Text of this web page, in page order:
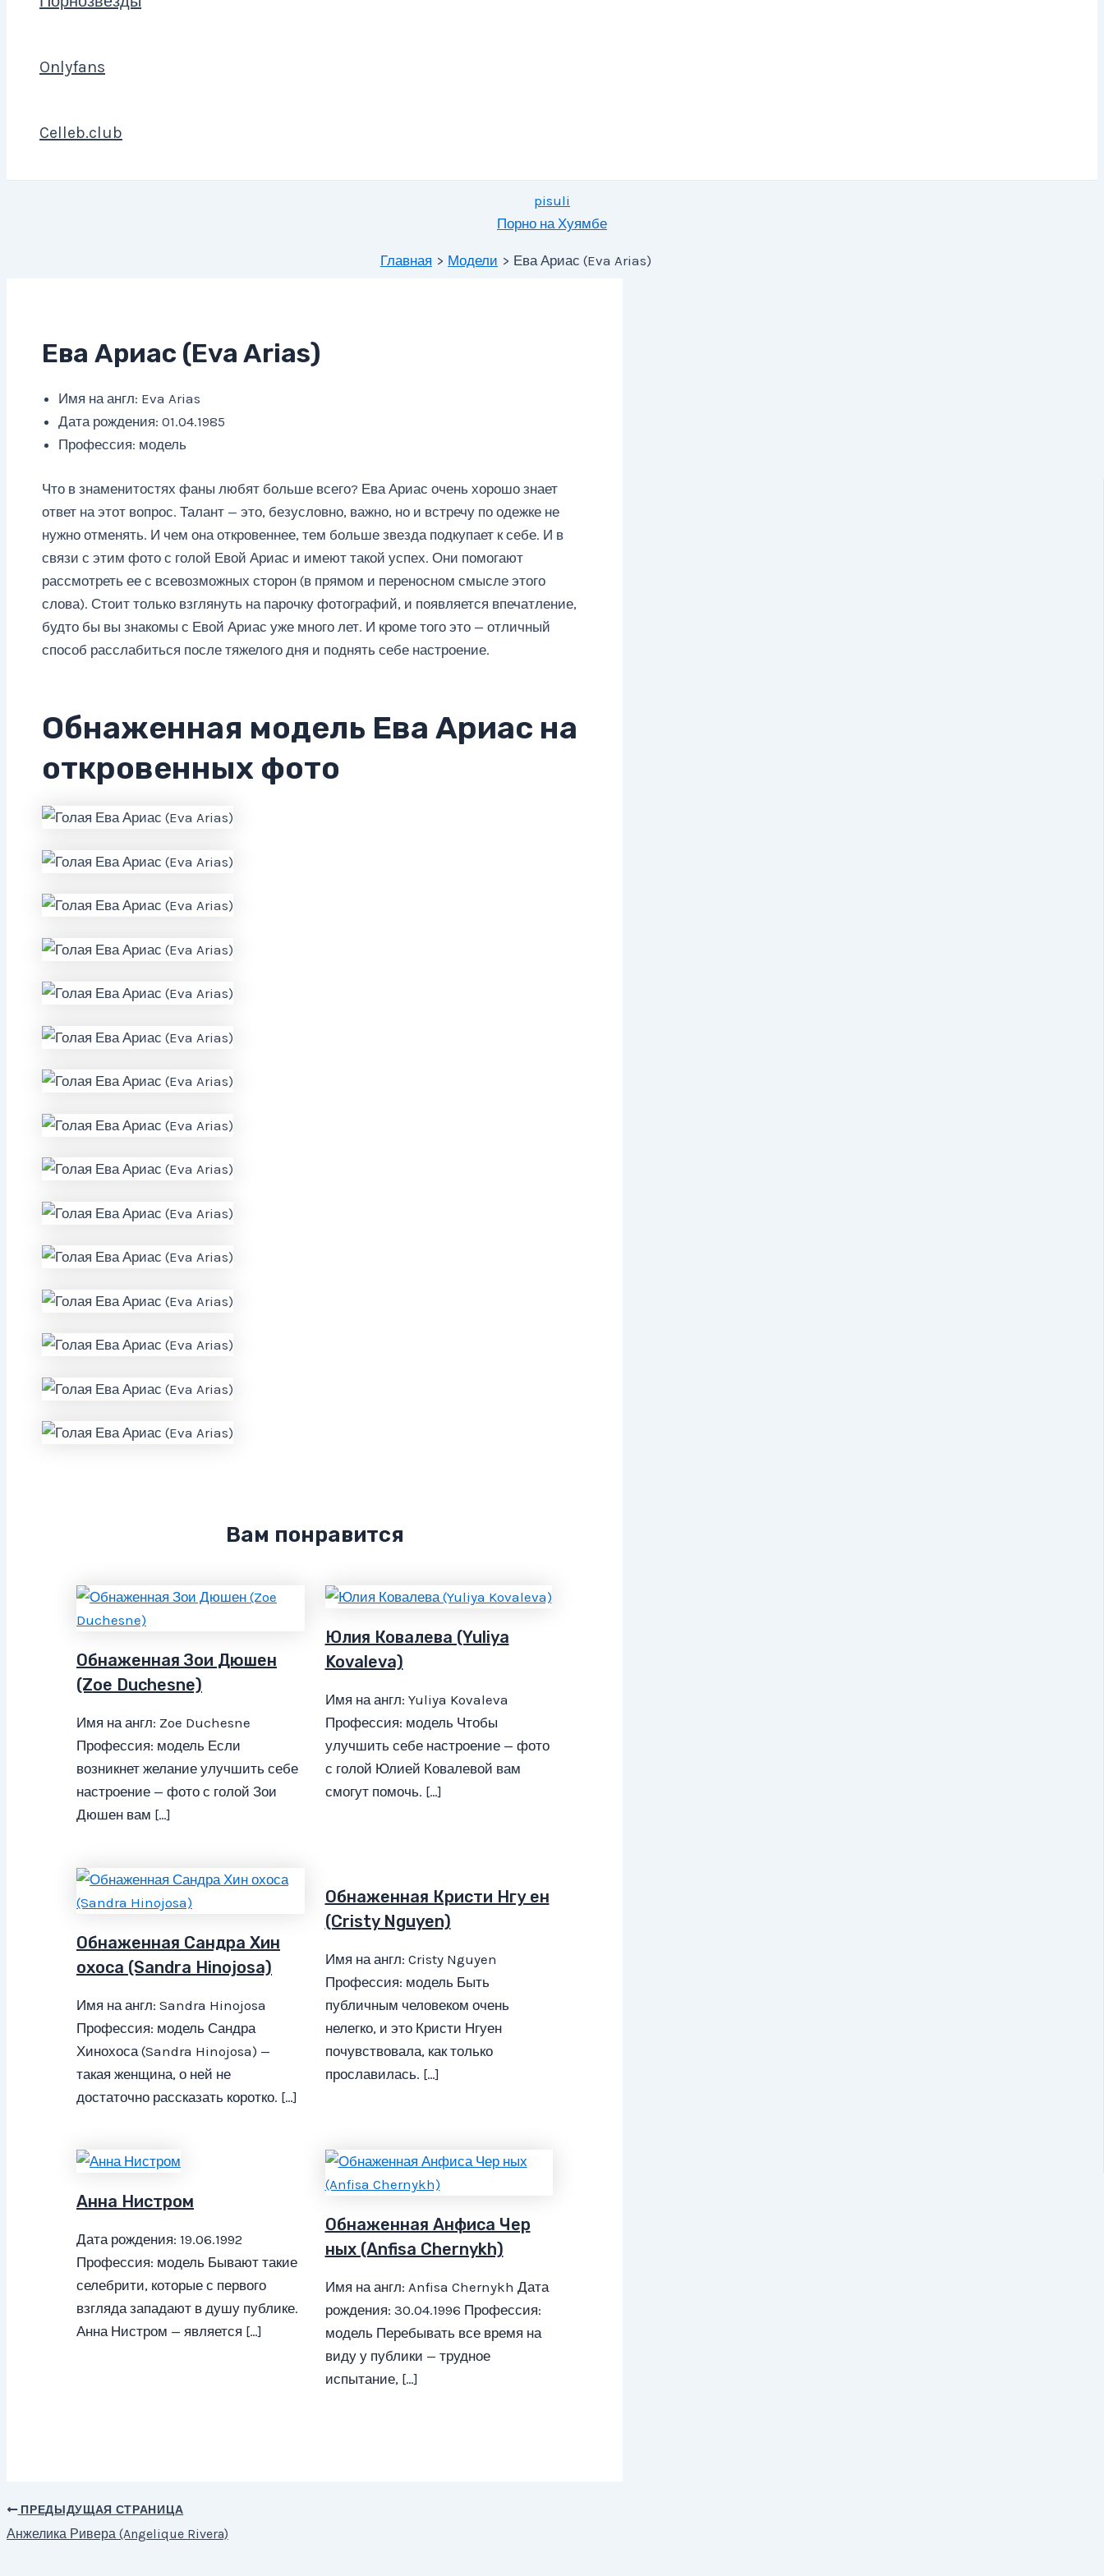
Onlyfans
Celleb.club
pisuli
Порно на Хуямбе
Главная Модели Ева Ариас (Eva Arias)
Ева Ариас (Eva Arias)
Имя на англ: Eva Arias
Дата рождения: 01.04.1985
Профессия: модель
Что в знаменитостях фаны любят больше всего? Ева Ариас очень хорошо знает
ответ на этот вопрос. Талант — это, безусловно, важно, но и встречу по одежке не
нужно отменять. И чем она откровеннее, тем больше звезда подкупает к себе. И в
связи с этим фото с голой Евой Ариас и имеют такой успех. Они помогают
рассмотреть ее с всевозможных сторон (в прямом и переносном смысле этого
слова). Стоит только взглянуть на парочку фотографий, и появляется впечатление,
будто бы вы знакомы с Евой Ариас уже много лет. И кроме того это — отличный
способ расслабиться после тяжелого дня и поднять себе настроение.
Обнаженная модель Ева Ариас на
откровенных фото
Вам понравится
Обнаженная Зои Дюшен
(Zoe Duchesne)
Имя на англ: Zoe Duchesne
Профессия: модель Если
возникнет желание улучшить себе
настроение — фото с голой Зои
Дюшен вам […]
Юлия Ковалева (Yuliya
Kovaleva)
Имя на англ: Yuliya Kovaleva
Профессия: модель Чтобы
улучшить себе настроение — фото
с голой Юлией Ковалевой вам
смогут помочь. […]
Обнаженная Сандра Хин
охоса (Sandra Hinojosa)
Имя на англ: Sandra Hinojosa
Профессия: модель Сандра
Хинохоса (Sandra Hinojosa) —
такая женщина, о ней не
достаточно рассказать коротко. […]
Обнаженная Кристи Нгу ен
(Cristy Nguyen)
Имя на англ: Cristy Nguyen
Профессия: модель Быть
публичным человеком очень
нелегко, и это Кристи Нгуен
почувствовала, как только
прославилась. […]
Анна Нистром
Дата рождения: 19.06.1992
Профессия: модель Бывают такие
селебрити, которые с первого
взгляда западают в душу публике.
Анна Нистром — является […]
Обнаженная Анфиса Чер
ных (Anfisa Chernykh)
Имя на англ: Anfisa Chernykh Дата
рождения: 30.04.1996 Профессия:
модель Перебывать все время на
виду у публики — трудное
испытание, […]
Навигация
по
ПРЕДЫДУЩАЯ СТРАНИЦА
Анжелика Ривера (Angelique Rivera)